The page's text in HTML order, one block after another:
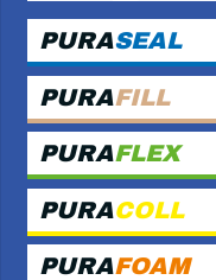
PURASEAL
PURAFILL
PURAFLEX
PURACOLL
PURAFOAM